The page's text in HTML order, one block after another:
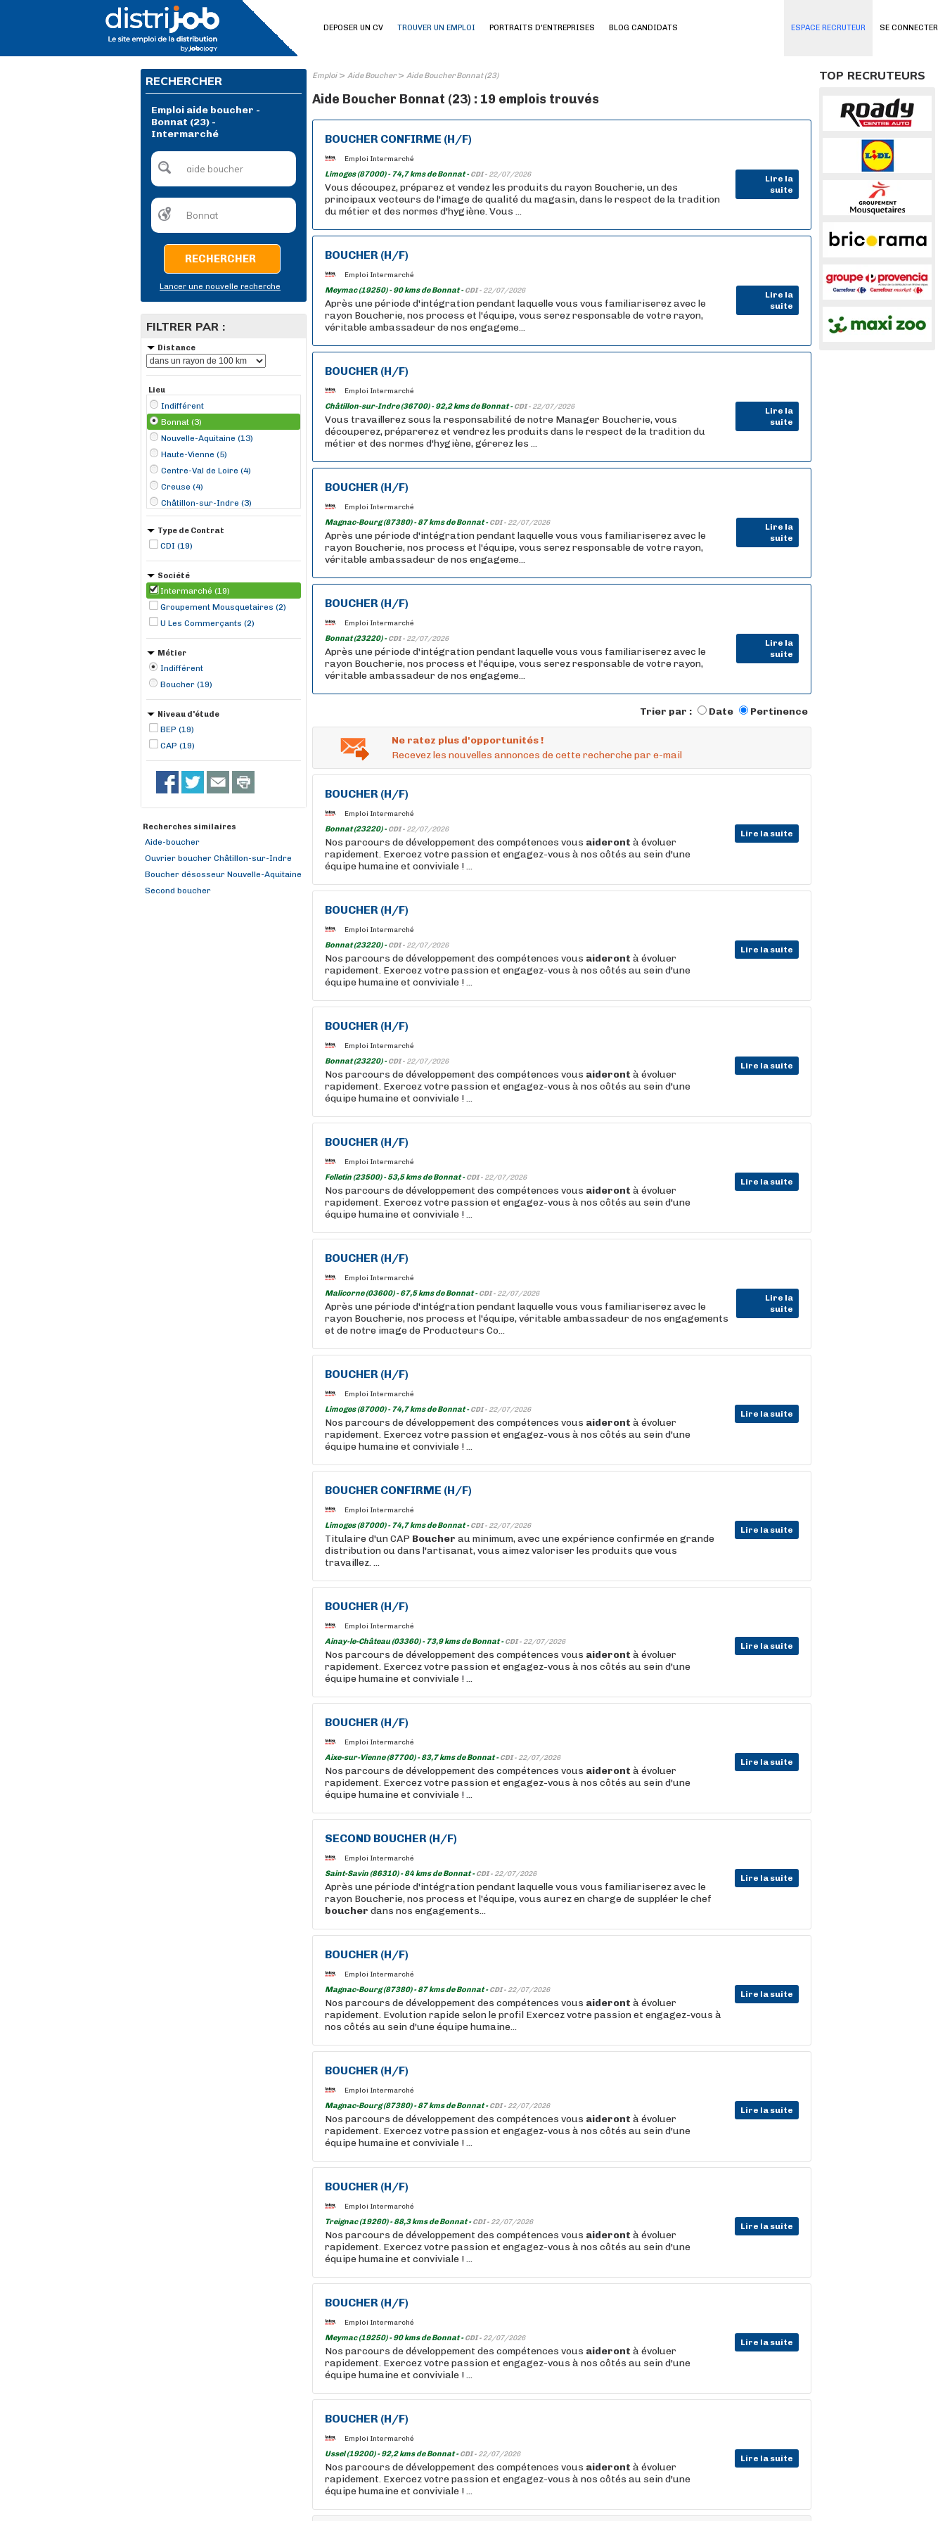
SE CONNECTER
DEPOSER UN CV TROUVER UN EMPLOI PORTRAITS D'ENTREPRISES BLOG CANDIDATS ESPACE RECRUTEUR
RECHERCHER
Emploi aide boucher -
Bonnat (23) -
Intermarché
RECHERCHER
Lancer une nouvelle recherche
FILTRER PAR :
Distance
Lieu
Indifférent
Bonnat (3)
Nouvelle-Aquitaine (13)
Haute-Vienne (5)
Centre-Val de Loire (4)
Creuse (4)
Châtillon-sur-Indre (3)
Limoges (2)
Magnac-Bourg (2)
Ainay-le-Château (1)
Felletin (1)
Malicorne (1)
Type de Contrat
CDI (19)
Société
Intermarché (19)
Groupement Mousquetaires (2)
U Les Commerçants (2)
Métier
Indifférent
Boucher (19)
Niveau d'étude
BEP (19)
CAP (19)
Recherches similaires
Aide-boucher
Ouvrier boucher Châtillon-sur-Indre
Boucher désosseur Nouvelle-Aquitaine
Second boucher
Emploi> Aide Boucher> Aide Boucher Bonnat (23)
Aide Boucher Bonnat (23) : 19 emplois trouvés
BOUCHER CONFIRME (H/F)
Emploi Intermarché
Limoges (87000) - 74,7 kms de Bonnat -CDI - 22/07/2026
Lire la
suite
Vous découpez, préparez et vendez les produits du rayon Boucherie, un des
principaux vecteurs de l'image de qualité du magasin, dans le respect de la tradition
du métier et des normes d'hygiène. Vous ...
BOUCHER (H/F)
Emploi Intermarché
Meymac (19250) - 90 kms de Bonnat -CDI - 22/07/2026
Lire la
suite
Après une période d'intégration pendant laquelle vous vous familiariserez avec le
rayon Boucherie, nos process et l'équipe, vous serez responsable de votre rayon,
véritable ambassadeur de nos engageme...
BOUCHER (H/F)
Emploi Intermarché
Châtillon-sur-Indre (36700) - 92,2 kms de Bonnat -CDI - 22/07/2026
Lire la
suite
Vous travaillerez sous la responsabilité de notre Manager Boucherie, vous
découperez, préparerez et vendrez les produits dans le respect de la tradition du
métier et des normes d'hygiène, gérerez les ...
BOUCHER (H/F)
Emploi Intermarché
Magnac-Bourg (87380) - 87 kms de Bonnat -CDI - 22/07/2026
Lire la
suite
Après une période d'intégration pendant laquelle vous vous familiariserez avec le
rayon Boucherie, nos process et l'équipe, vous serez responsable de votre rayon,
véritable ambassadeur de nos engageme...
BOUCHER (H/F)
Emploi Intermarché
Bonnat (23220) -CDI - 22/07/2026
Lire la
suite
Après une période d'intégration pendant laquelle vous vous familiariserez avec le
rayon Boucherie, nos process et l'équipe, vous serez responsable de votre rayon,
véritable ambassadeur de nos engageme...
Trier par : Date Pertinence
Ne ratez plus d'opportunités !
Recevez les nouvelles annonces de cette recherche par e-mail
BOUCHER (H/F)
Emploi Intermarché
Bonnat (23220) -CDI - 22/07/2026 Lire la suite
Nos parcours de développement des compétences vous aideront à évoluer
rapidement. Exercez votre passion et engagez-vous à nos côtés au sein d'une
équipe humaine et conviviale ! ...
BOUCHER (H/F)
Emploi Intermarché
Bonnat (23220) -CDI - 22/07/2026 Lire la suite
Nos parcours de développement des compétences vous aideront à évoluer
rapidement. Exercez votre passion et engagez-vous à nos côtés au sein d'une
équipe humaine et conviviale ! ...
BOUCHER (H/F)
Emploi Intermarché
Bonnat (23220) -CDI - 22/07/2026 Lire la suite
Nos parcours de développement des compétences vous aideront à évoluer
rapidement. Exercez votre passion et engagez-vous à nos côtés au sein d'une
équipe humaine et conviviale ! ...
BOUCHER (H/F)
Emploi Intermarché
Felletin (23500) - 53,5 kms de Bonnat -CDI - 22/07/2026 Lire la suite
Nos parcours de développement des compétences vous aideront à évoluer
rapidement. Exercez votre passion et engagez-vous à nos côtés au sein d'une
équipe humaine et conviviale ! ...
BOUCHER (H/F)
Emploi Intermarché
Malicorne (03600) - 67,5 kms de Bonnat -CDI - 22/07/2026
Lire la
suite
Après une période d'intégration pendant laquelle vous vous familiariserez avec le
rayon Boucherie, nos process et l'équipe, véritable ambassadeur de nos engagements
et de notre image de Producteurs Co...
BOUCHER (H/F)
Emploi Intermarché
Limoges (87000) - 74,7 kms de Bonnat -CDI - 22/07/2026 Lire la suite
Nos parcours de développement des compétences vous aideront à évoluer
rapidement. Exercez votre passion et engagez-vous à nos côtés au sein d'une
équipe humaine et conviviale ! ...
BOUCHER CONFIRME (H/F)
Emploi Intermarché
Limoges (87000) - 74,7 kms de Bonnat -CDI - 22/07/2026 Lire la suite
Titulaire d'un CAP Boucher au minimum, avec une expérience confirmée en grande
distribution ou dans l'artisanat, vous aimez valoriser les produits que vous
travaillez. ...
BOUCHER (H/F)
Emploi Intermarché
Ainay-le-Château (03360) - 73,9 kms de Bonnat -CDI - 22/07/2026 Lire la suite
Nos parcours de développement des compétences vous aideront à évoluer
rapidement. Exercez votre passion et engagez-vous à nos côtés au sein d'une
équipe humaine et conviviale ! ...
BOUCHER (H/F)
Emploi Intermarché
Aixe-sur-Vienne (87700) - 83,7 kms de Bonnat -CDI - 22/07/2026 Lire la suite
Nos parcours de développement des compétences vous aideront à évoluer
rapidement. Exercez votre passion et engagez-vous à nos côtés au sein d'une
équipe humaine et conviviale ! ...
SECOND BOUCHER (H/F)
Emploi Intermarché
Saint-Savin (86310) - 84 kms de Bonnat -CDI - 22/07/2026 Lire la suite
Après une période d'intégration pendant laquelle vous vous familiariserez avec le
rayon Boucherie, nos process et l'équipe, vous aurez en charge de suppléer le chef
boucher dans nos engagements...
BOUCHER (H/F)
Emploi Intermarché
Magnac-Bourg (87380) - 87 kms de Bonnat -CDI - 22/07/2026 Lire la suite
Nos parcours de développement des compétences vous aideront à évoluer
rapidement. Evolution rapide selon le profil Exercez votre passion et engagez-vous à
nos côtés au sein d'une équipe humaine...
BOUCHER (H/F)
Emploi Intermarché
Magnac-Bourg (87380) - 87 kms de Bonnat -CDI - 22/07/2026 Lire la suite
Nos parcours de développement des compétences vous aideront à évoluer
rapidement. Exercez votre passion et engagez-vous à nos côtés au sein d'une
équipe humaine et conviviale ! ...
BOUCHER (H/F)
Emploi Intermarché
Treignac (19260) - 88,3 kms de Bonnat -CDI - 22/07/2026 Lire la suite
Nos parcours de développement des compétences vous aideront à évoluer
rapidement. Exercez votre passion et engagez-vous à nos côtés au sein d'une
équipe humaine et conviviale ! ...
BOUCHER (H/F)
Emploi Intermarché
Meymac (19250) - 90 kms de Bonnat -CDI - 22/07/2026 Lire la suite
Nos parcours de développement des compétences vous aideront à évoluer
rapidement. Exercez votre passion et engagez-vous à nos côtés au sein d'une
équipe humaine et conviviale ! ...
BOUCHER (H/F)
Emploi Intermarché
Ussel (19200) - 92,2 kms de Bonnat -CDI - 22/07/2026 Lire la suite
Nos parcours de développement des compétences vous aideront à évoluer
rapidement. Exercez votre passion et engagez-vous à nos côtés au sein d'une
équipe humaine et conviviale ! ...
TOP RECRUTEURS